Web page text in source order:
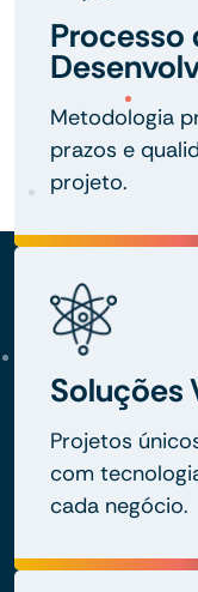
Processo
Metodologia
prazos e
projeto.
Soluções
Projetos
com
cada negócio.